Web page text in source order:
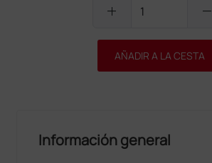
add remove
AÑADIR A LA CESTA
Información general